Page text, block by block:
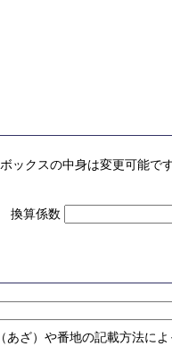
ックスの中身は変更可能
換算係数
ざ）や番地の記載方法に